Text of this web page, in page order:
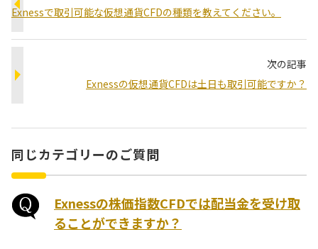
Exnessで取引可能な仮想通貨CFDの種類を教えてください。
次の記事
Exnessの仮想通貨CFDは土日も取引可能ですか？
同じカテゴリーのご質問
Exnessの株価指数CFDでは配当金を受け取
ることができますか？